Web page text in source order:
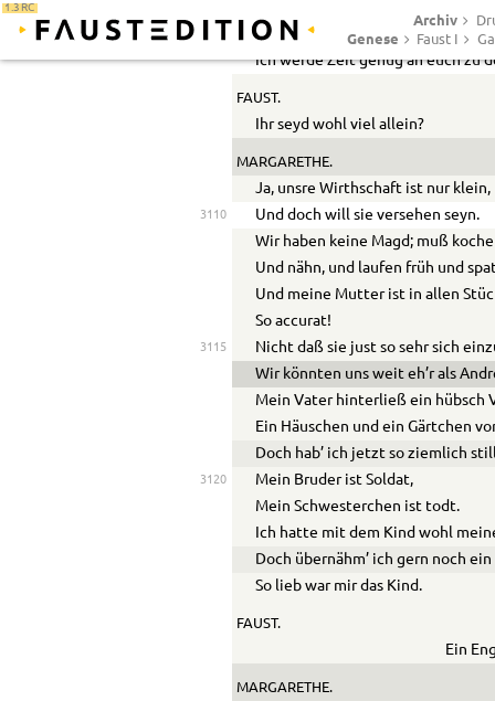
1.3 RC
Archiv
Genese Faust I
Denkt ihr an mich ein
Ich werde Zeit genug an euch zu
FAUST.
Ihr seyd wohl viel allein?
MARGARETHE.
Ja, unsre Wirthschaft ist nur klein,
3110
Und doch will sie versehen seyn.
Wir haben keine Magd; muß
Und nähn, und laufen früh und
Und meine Mutter ist in allen
So accurat!
3115
Nicht daß sie just so sehr sich
Wir könnten uns weit eh’r als
Mein Vater hinterließ ein hübsch
Ein Häuschen und ein Gärtchen
Doch hab’ ich jetzt so ziemlich
3120
Mein Bruder ist Soldat,
Mein Schwesterchen ist todt.
Ich hatte mit dem Kind wohl
Doch übernähm’ ich gern noch
So lieb war mir das Kind.
FAUST.
Ein
MARGARETHE.